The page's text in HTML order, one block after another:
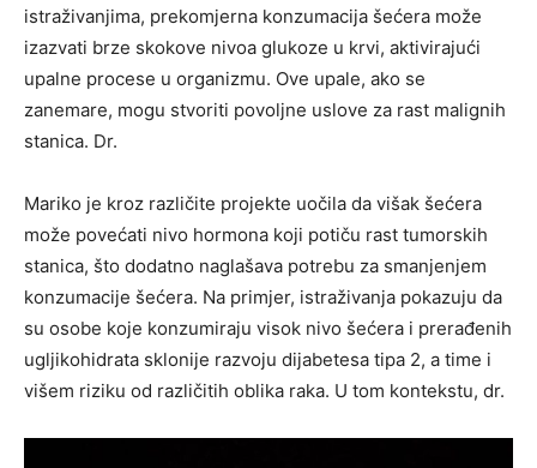
istraživanjima, prekomjerna konzumacija šećera može
izazvati brze skokove nivoa glukoze u krvi, aktivirajući
upalne procese u organizmu. Ove upale, ako se
zanemare, mogu stvoriti povoljne uslove za rast malignih
stanica. Dr.
Mariko je kroz različite projekte uočila da višak šećera
može povećati nivo hormona koji potiču rast tumorskih
stanica, što dodatno naglašava potrebu za smanjenjem
konzumacije šećera. Na primjer, istraživanja pokazuju da
su osobe koje konzumiraju visok nivo šećera i prerađenih
ugljikohidrata sklonije razvoju dijabetesa tipa 2, a time i
višem riziku od različitih oblika raka. U tom kontekstu, dr.